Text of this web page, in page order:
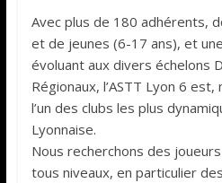
Avec plus de 180 adhérents,
et de jeunes (6-17 ans), et
évoluant aux divers échelons
Régionaux, l’ASTT Lyon 6
l’un des clubs les plus
Lyonnaise.
Nous recherchons des
tous niveaux, en particulier